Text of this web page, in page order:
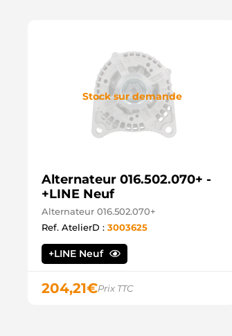
Stock sur demande
Alternateur 016.502.070+ -
+LINE Neuf
Alternateur 016.502.070+
Ref. AtelierD : 3003625
+LINE Neuf
204,21€Prix TTC